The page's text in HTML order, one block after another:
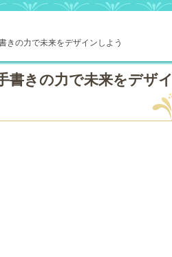
きの力で未来をデザインしよう
書きの力で未来をデザイ